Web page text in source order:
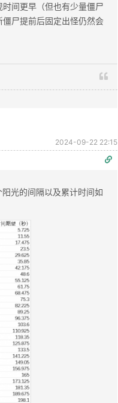
间更早（但也有少量僵尸
尸提前后固定出怪仍然会
2024-09-22 22:15
光的间隔以及累计时间如